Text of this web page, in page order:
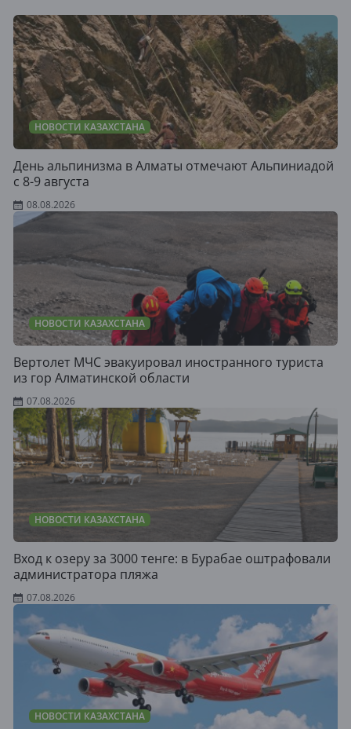
НОВОСТИ КАЗАХСТАНА
День альпинизма в Алматы отмечают Альпиниадой
с 8-9 августа
08.08.2026
НОВОСТИ КАЗАХСТАНА
Вертолет МЧС эвакуировал иностранного туриста
из гор Алматинской области
07.08.2026
НОВОСТИ КАЗАХСТАНА
Вход к озеру за 3000 тенге: в Бурабае оштрафовали
администратора пляжа
07.08.2026
НОВОСТИ КАЗАХСТАНА